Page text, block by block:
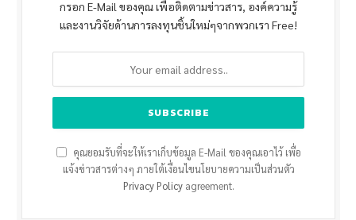
กรอก E-Mail ของคุณ เพื่อติดตามข่าวสาร, องค์ความรู้
และงานวิจัยด้านการลงทุนชิ้นใหม่ๆจากพวกเรา Free!
คุณยอมรับที่จะให้เราเก็บข้อมูล E-Mail ของคุณเอาไว้ เพื่อ
แจ้งข่าวสารต่างๆ ภายใต้เงื่อนไขนโยบายความเป็นส่วนตัว
Privacy Policyagreement.